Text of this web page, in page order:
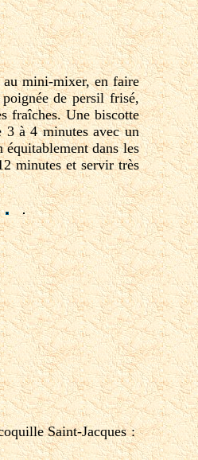
au mini-mixer, en faire
de persil frisé,
fraîches. Une biscotte
3 à 4 minutes avec un
équitablement dans les
minutes et servir très
Saint-Jacques :